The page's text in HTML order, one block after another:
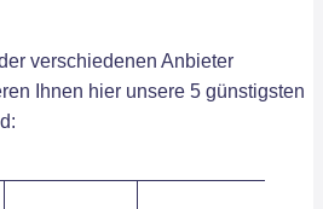
verschiedenen Anbieter
Ihnen hier unsere 5 günstigsten